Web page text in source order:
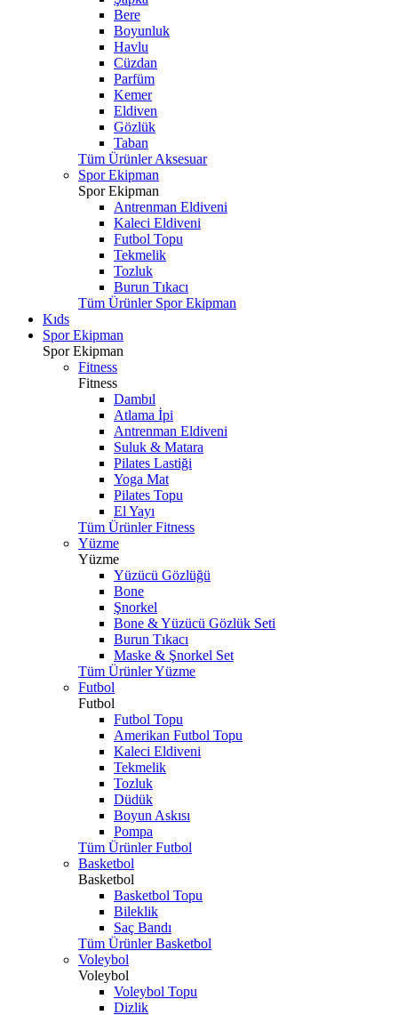
Bere
Boyunluk
Havlu
Cüzdan
Parfüm
Kemer
Eldiven
Gözlük
Taban
Tüm Ürünler Aksesuar
Spor Ekipman
Spor Ekipman
Antrenman Eldiveni
Kaleci Eldiveni
Futbol Topu
Tekmelik
Tozluk
Burun Tıkacı
Tüm Ürünler Spor Ekipman
Kıds
Spor Ekipman
Spor Ekipman
Fitness
Fitness
Dambıl
Atlama İpi
Antrenman Eldiveni
Suluk & Matara
Pilates Lastiği
Yoga Mat
Pilates Topu
El Yayı
Tüm Ürünler Fitness
Yüzme
Yüzme
Yüzücü Gözlüğü
Bone
Şnorkel
Bone & Yüzücü Gözlük Seti
Burun Tıkacı
Maske & Şnorkel Set
Tüm Ürünler Yüzme
Futbol
Futbol
Futbol Topu
Amerikan Futbol Topu
Kaleci Eldiveni
Tekmelik
Tozluk
Düdük
Boyun Askısı
Pompa
Tüm Ürünler Futbol
Basketbol
Basketbol
Basketbol Topu
Bileklik
Saç Bandı
Tüm Ürünler Basketbol
Voleybol
Voleybol
Voleybol Topu
Dizlik